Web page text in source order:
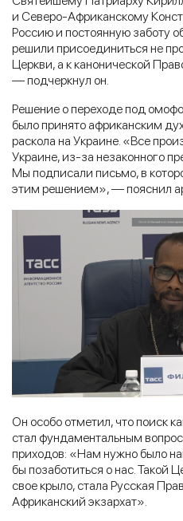
и Северо-Африканскому
Россию и постоянную заботу
решили присоединиться не
Церкви, а к канонической
— подчеркнул он.
Решение о переходе под
было принято африканским
раскола на Украине. «Все
Украине, из-за незаконного
Мы подписали письмо, в
этим решением», — пояснил
Он особо отметил, что поиск
стал фундаментальным
приходов: «Нам нужно было
бы позаботиться о нас. Такой
свое крыло, стала Русская
Африканский экзархат».